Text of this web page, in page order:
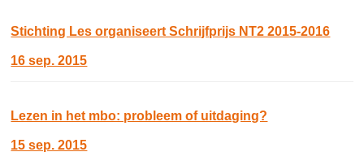
Stichting Les organiseert Schrijfprijs NT2 2015-2016
16 sep. 2015
Lezen in het mbo: probleem of uitdaging?
15 sep. 2015